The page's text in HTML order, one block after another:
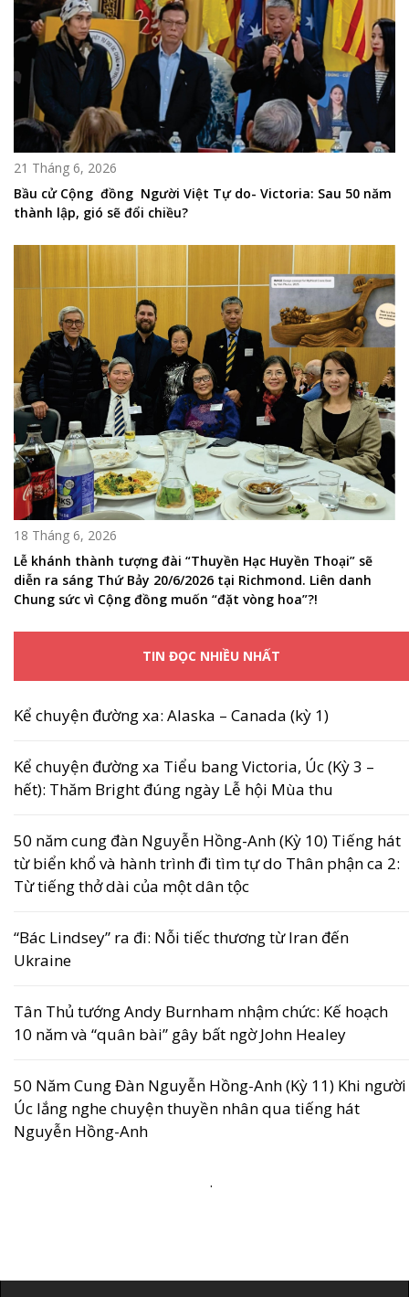
21 Tháng 6, 2026
Bầu cử Cộng đồng Người Việt Tự do- Victoria: Sau 50 năm
thành lập, gió sẽ đổi chiều?
18 Tháng 6, 2026
Lễ khánh thành tượng đài “Thuyền Hạc Huyền Thoại” sẽ
diễn ra sáng Thứ Bảy 20/6/2026 tại Richmond. Liên danh
Chung sức vì Cộng đồng muốn “đặt vòng hoa”?!
TIN ĐỌC NHIỀU NHẤT
Kể chuyện đường xa: Alaska – Canada (kỳ 1)
Kể chuyện đường xa Tiểu bang Victoria, Úc (Kỳ 3 –
hết): Thăm Bright đúng ngày Lễ hội Mùa thu
50 năm cung đàn Nguyễn Hồng-Anh (Kỳ 10) Tiếng hát
từ biển khổ và hành trình đi tìm tự do Thân phận ca 2:
Từ tiếng thở dài của một dân tộc
“Bác Lindsey” ra đi: Nỗi tiếc thương từ Iran đến
Ukraine
Tân Thủ tướng Andy Burnham nhậm chức: Kế hoạch
10 năm và “quân bài” gây bất ngờ John Healey
50 Năm Cung Đàn Nguyễn Hồng-Anh (Kỳ 11) Khi người
Úc lắng nghe chuyện thuyền nhân qua tiếng hát
Nguyễn Hồng-Anh
.